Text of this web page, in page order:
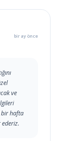
bir ay önce
ve
bir hafta
ederiz.